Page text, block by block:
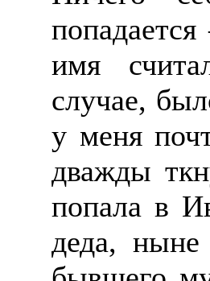
имя
случае,
у меня
дважды
попала в
деда,